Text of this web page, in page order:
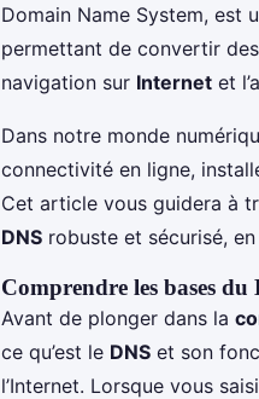
Domain Name System, est
permettant de convertir des
navigation sur Internet et
Dans notre monde
connectivité en ligne,
Cet article vous guidera à
DNS robuste et sécurisé,
Comprendre les bases du
Avant de plonger dans la
ce qu’est le DNS et son
l’Internet. Lorsque vous